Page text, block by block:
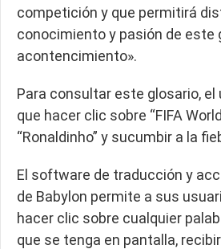
competición y que permitirá
conocimiento y pasión de este
acontencimiento».
Para consultar este glosario, el
que hacer clic sobre “FIFA World
“Ronaldinho” y sucumbir a la
El software de traducción y
de Babylon permite a sus
hacer clic sobre cualquier
que se tenga en pantalla,